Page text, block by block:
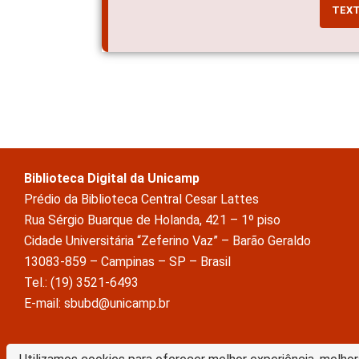
Biblioteca Digital da Unicamp
Prédio da Biblioteca Central Cesar Lattes
Rua Sérgio Buarque de Holanda, 421 – 1º piso
Cidade Universitária “Zeferino Vaz” – Barão Geraldo
13083-859 – Campinas – SP – Brasil
Tel.: (19) 3521-6493
E-mail: sbubd@unicamp.br
A Biblioteca Digital da Unicamp está licenciado com uma Licença